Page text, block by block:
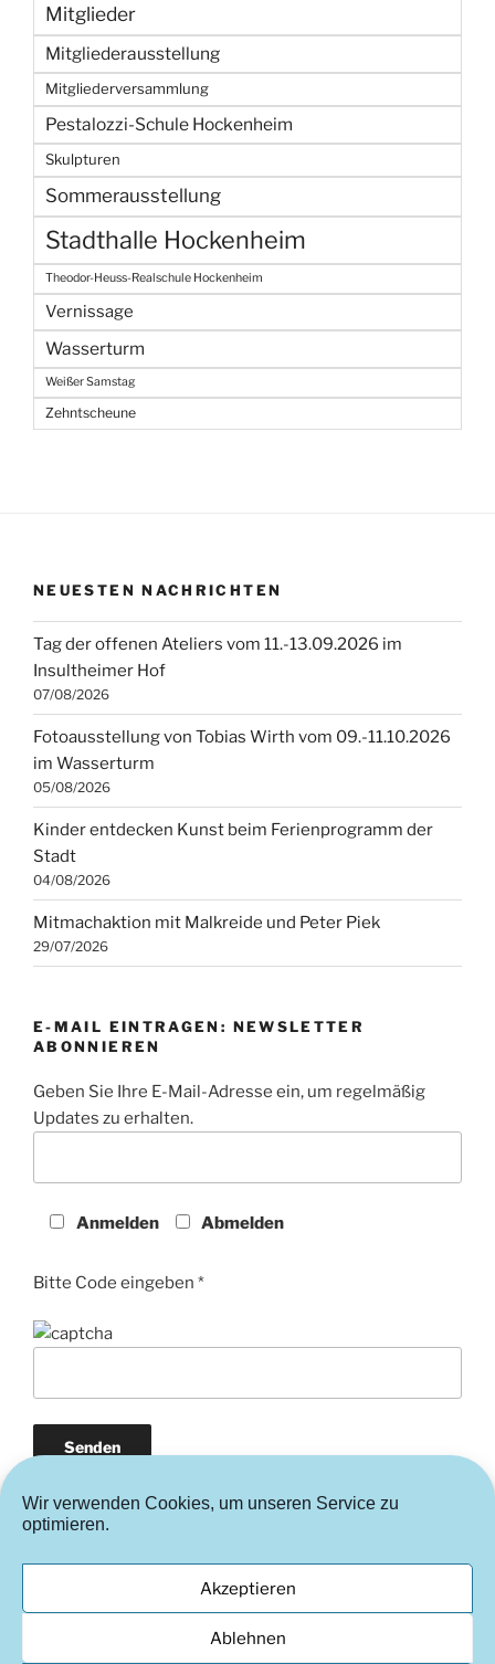
Wir verwenden Cookies, um unseren Service zu
optimieren.
Akzeptieren
Ablehnen
Mitglieder
Mitgliederausstellung
Mitgliederversammlung
Pestalozzi-Schule Hockenheim
Skulpturen
Sommerausstellung
Stadthalle Hockenheim
Theodor-Heuss-Realschule Hockenheim
Vernissage
Wasserturm
Weißer Samstag
Zehntscheune
NEUESTEN NACHRICHTEN
Tag der offenen Ateliers vom 11.-13.09.2026 im
Insultheimer Hof
07/08/2026
Fotoausstellung von Tobias Wirth vom 09.-11.10.2026
im Wasserturm
05/08/2026
Kinder entdecken Kunst beim Ferienprogramm der
Stadt
04/08/2026
Mitmachaktion mit Malkreide und Peter Piek
29/07/2026
E-MAIL EINTRAGEN: NEWSLETTER
ABONNIEREN
Geben Sie Ihre E-Mail-Adresse ein, um regelmäßig
Updates zu erhalten.
Anmelden Abmelden
Bitte Code eingeben *
Cookie-
Richtlinie